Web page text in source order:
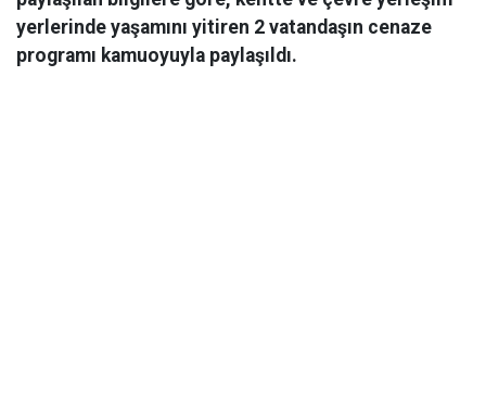
yerlerinde yaşamını yitiren 2 vatandaşın cenaze
programı kamuoyuyla paylaşıldı.